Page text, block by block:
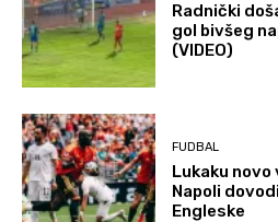
Radnički
gol bivšeg
(VIDEO)
FUDBAL
Lukaku novo
Napoli
Engleske